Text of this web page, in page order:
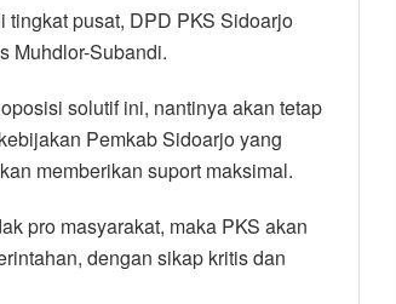
pusat, DPD PKS Sidoarjo
Muhdlor-Subandi.
solutif ini, nantinya akan tetap
Pemkab Sidoarjo yang
memberikan suport maksimal.
pro masyarakat, maka PKS akan
dengan sikap kritis dan